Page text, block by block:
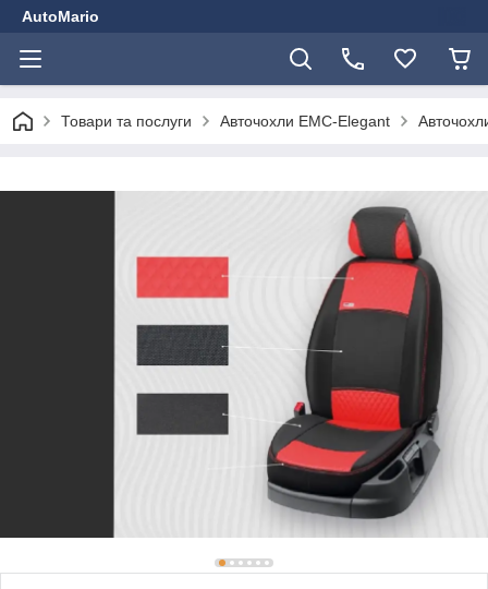
AutoMario
Товари та послуги Авточохли EMC-Elegant